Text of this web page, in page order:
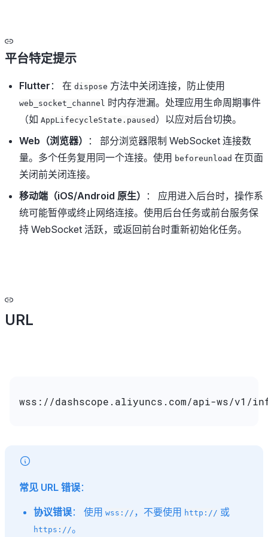
平台特定提示
Flutter ： 在 dispose 方法中关闭连接，防止使用
web_socket_channel 时内存泄漏。处理应用生命周期事件
（如 AppLifecycleState.paused ）以应对后台切换。
Web（浏览器）
： 部分浏览器限制 WebSocket 连接数
量。多个任务复用同一个连接。使用 beforeunload 在页面
关闭前关闭连接。
移动端（iOS/Android 原生）
： 应用进入后台时，操作系
统可能暂停或终止网络连接。使用后台任务或前台服务保
持 WebSocket 活跃，或返回前台时重新初始化任务。
URL
wss://dashscope.aliyuncs.com/api-ws/v1/
常见 URL 错误：
协议错误： 使用 wss:// ，不要使用 http:// 或
https://。